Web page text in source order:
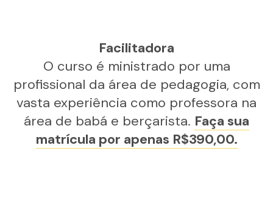
Facilitadora
O curso é ministrado por uma
profissional da área de pedagogia, com
vasta experiência como professora na
área de babá e berçarista. Faça sua
matrícula por apenas R$390,00.